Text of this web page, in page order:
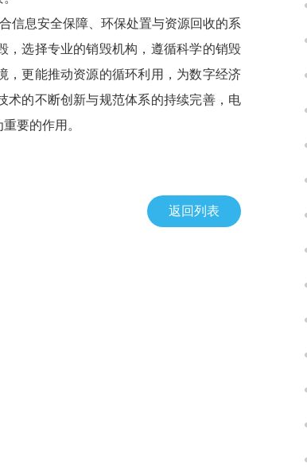
信息安全保障、环保处置与资源回收的系
，选择专业的销毁机构，遵循科学的销毁
，更能推动资源的循环利用，为数字经济
术的不断创新与规范体系的持续完善，电
要的作用。
返回列表